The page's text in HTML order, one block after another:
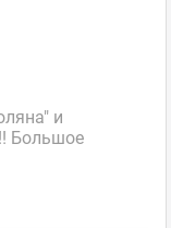
и
Большое